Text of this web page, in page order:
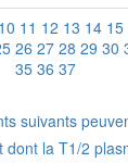
10 11 12 13 14 15
26 27 28 29 30
35 36 37
suivants
dont la T1/2